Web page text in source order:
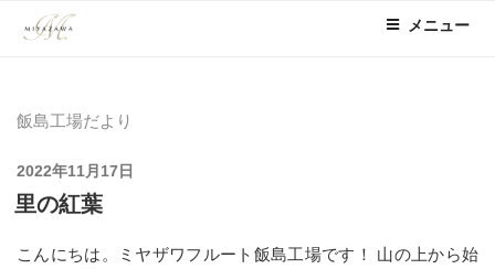
メニュー
飯島工場だより
投
稿
2022年11月17日
里の紅葉
こんにちは。ミヤザワフルート飯島工場です！ 山の上から始